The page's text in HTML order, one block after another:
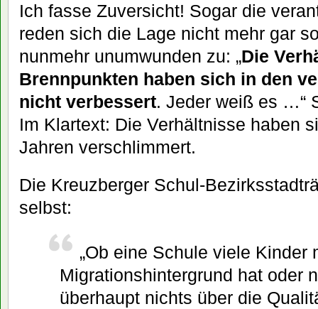
Ich fasse Zuversicht! Sogar die
reden sich die Lage nicht mehr gar
nunmehr unumwunden zu: „Die
Brennpunkten haben sich in den
nicht verbessert. Jeder weiß es …“
Im Klartext: Die Verhältnisse haben
Jahren verschlimmert.
Die Kreuzberger Schul-
selbst:
„Ob eine Schule viele Kinder
Migrationshintergrund hat oder
überhaupt nichts über die